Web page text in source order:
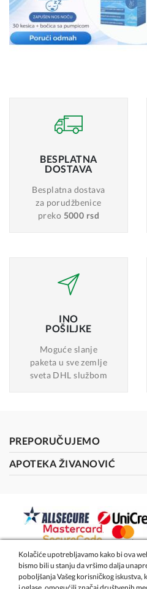
BESPLATNA
DOSTAVA
Besplatna dostava
za porudžbenice
preko 5000 rsd
INO
POŠILJKE
Moguće slanje
paketa u sve zemlje
sveta DHL službom
PREPORUČUJEMO
APOTEKA ŽIVANOVIĆ
2026 - Apoteka
Kolačiće upotrebljavamo kako bi ova
bismo bili u stanju da vršimo dalja
poboljšanja Vašeg korisničkog